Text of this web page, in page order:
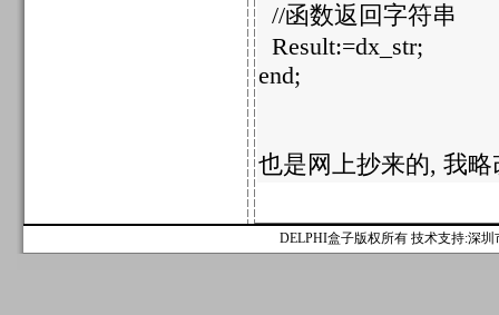
//函数返回字符串
Result:=dx_str;
end;
也是网上抄来的, 我
DELPHI盒子版权所有 技术支持:深